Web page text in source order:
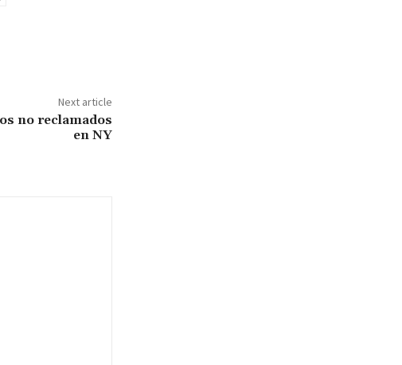
Next article
no reclamados
en NY